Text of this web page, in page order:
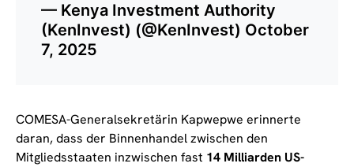
— Kenya Investment Authority
(KenInvest) (@KenInvest) October
7, 2025
COMESA-Generalsekretärin Kapwepwe erinnerte
daran, dass der Binnenhandel zwischen den
Mitgliedsstaaten inzwischen fast 14 Milliarden US-